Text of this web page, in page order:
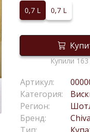
0,7 L 0,7 L
Купили 163
Артикул:
Категория:
Регион:
Бренд: